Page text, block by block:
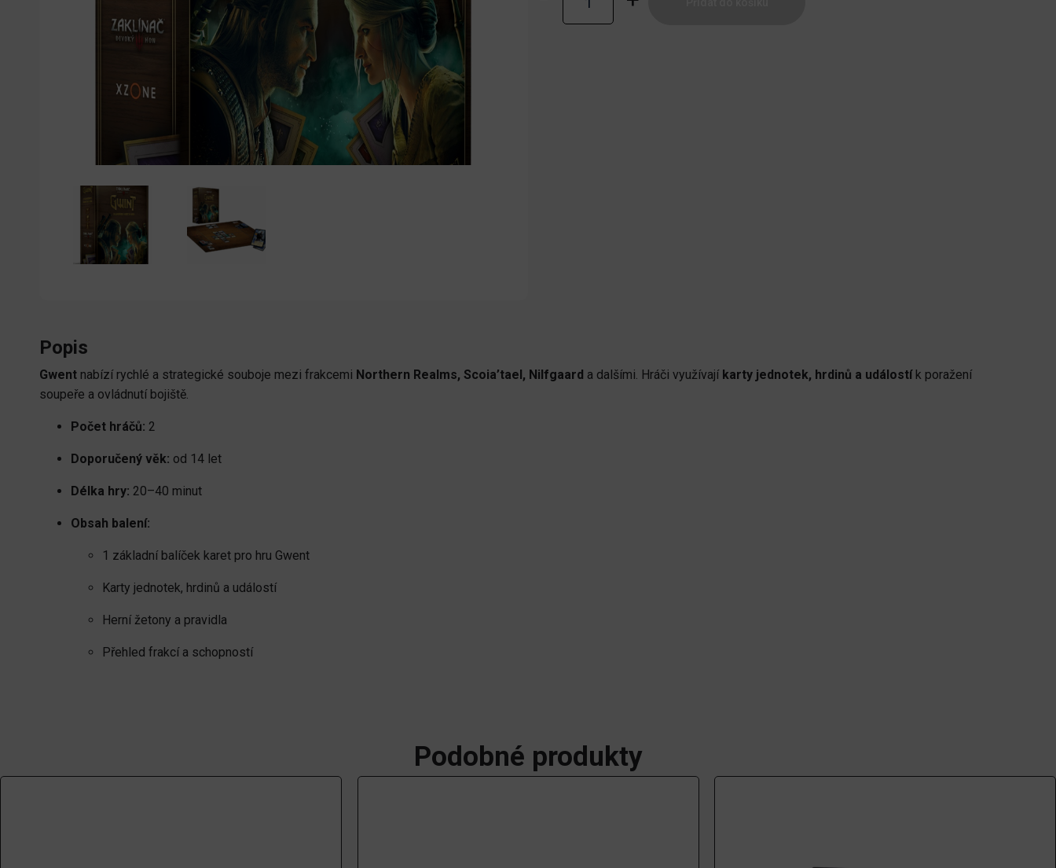
Legendární
karetní
Popis
Gwent nabízí rychlé a strategické souboje mezi frakcemi Northern Realms, Scoia’tael, Nilfgaard a dalšími. Hráči využívají karty jednotek, hrdinů a událostík poražení
soupeře a ovládnutí bojiště.
Počet hráčů: 2
Doporučený věk: od 14 let
Délka hry: 20–40 minut
Obsah balení:
1 základní balíček karet pro hru Gwent
Karty jednotek, hrdinů a událostí
Herní žetony a pravidla
Přehled frakcí a schopností
Podobné produkty